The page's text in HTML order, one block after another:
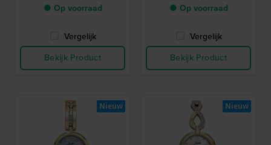
● Op voorraad
Vergelijk
Bekijk Product
● Op voorraad
Vergelijk
Bekijk Product
Nieuw Nieuw